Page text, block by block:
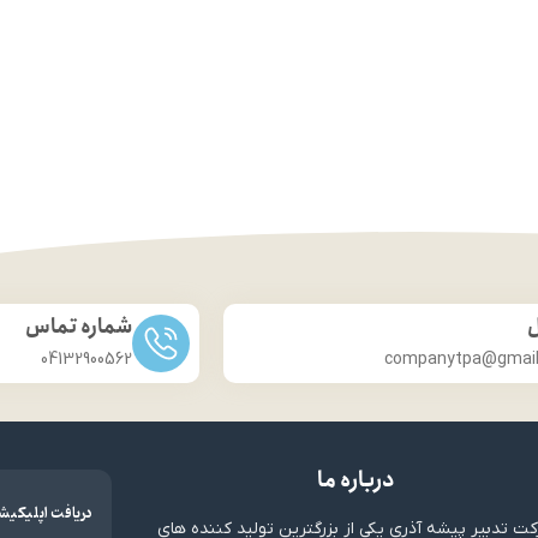
شماره تماس
04132900562
درباره ما
تدبیر پیشه آذری یکی از بزرگترین تولید کننده های دریافت